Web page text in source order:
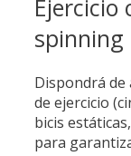
Ejercicio
spinning
Dispondrá de
de ejercicio
bicis
para